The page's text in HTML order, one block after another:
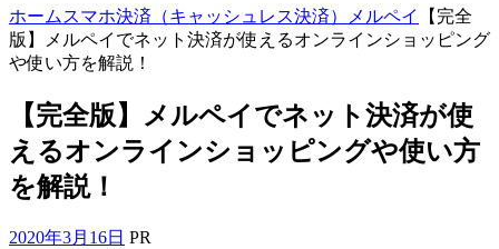
ホーム スマホ決済（キャッシュレス決済） メルペイ
【完全
版】メルペイでネット決済が使えるオンラインショッピング
や使い方を解説！
【完全版】メルペイでネット決済が使
えるオンラインショッピングや使い方
を解説！
2020年3月16日 PR